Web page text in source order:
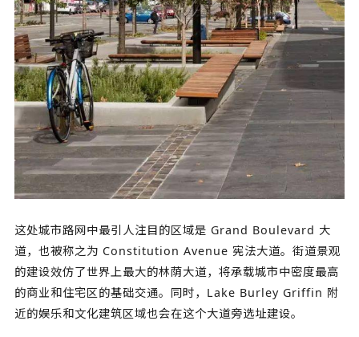
这处城市路网中最引人注目的区域是 Grand Boulevard 大
道，也被称之为 Constitution Avenue 宪法大道。街道景观
的建设效仿了世界上最大的林荫大道，将承载城市中密度最高
的商业和住宅区的基础交通。同时，Lake Burley Griffin 附
近的娱乐和文化建筑区域也会在这个大道旁选址建设。